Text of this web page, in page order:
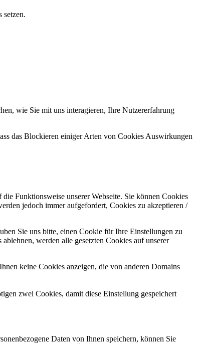
setzen.
wie Sie mit uns interagieren, Ihre Nutzererfahrung
das Blockieren einiger Arten von Cookies Auswirkungen
Funktionsweise unserer Webseite. Sie können Cookies
jedoch immer aufgefordert, Cookies zu akzeptieren /
Sie uns bitte, einen Cookie für Ihre Einstellungen zu
werden alle gesetzten Cookies auf unserer
keine Cookies anzeigen, die von anderen Domains
zwei Cookies, damit diese Einstellung gespeichert
Daten von Ihnen speichern, können Sie